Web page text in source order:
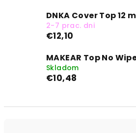
DNKA Cover Top 12
2-7 prac. dni
€12,10
MAKEAR Top No
Skladom
€10,48